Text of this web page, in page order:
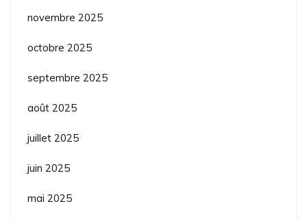
novembre 2025
octobre 2025
septembre 2025
août 2025
juillet 2025
juin 2025
mai 2025